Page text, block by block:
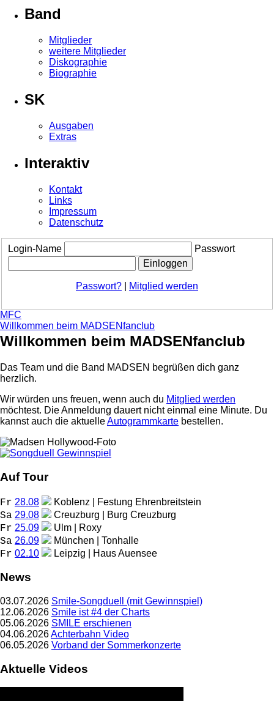
Band
Mitglieder
weitere Mitglieder
Diskographie
Biographie
SK
Ausgaben
Extras
Interaktiv
Kontakt
Links
Impressum
Datenschutz
Login-Name Passwort
Passwort? Mitglied werden
MFC
Willkommen beim MADSENfanclub
Willkommen beim MADSENfanclub
Das Team und die Band MADSEN begrüßen dich ganz
herzlich.
Wir würden uns freuen, wenn auch du Mitglied werden
möchtest. Die Anmeldung dauert nicht einmal eine Minute. Du
kannst auch die aktuelleAutogrammkarte bestellen.
Auf Tour
Fr 28.08 Koblenz | Festung Ehrenbreitstein
Sa 29.08 Creuzburg | Burg Creuzburg
Fr 25.09 Ulm | Roxy
Sa 26.09 München | Tonhalle
Fr 02.10 Leipzig | Haus Auensee
News
03.07.2026 Smile-Songduell (mit Gewinnspiel)
12.06.2026 Smile ist #4 der Charts
05.06.2026 SMILE erschienen
04.06.2026Achterbahn Video
06.05.2026 Vorband der Sommerkonzerte
Aktuelle Videos